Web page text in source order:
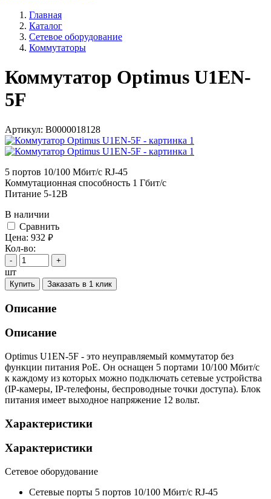
Главная
Каталог
Сетевое оборудование
Коммутаторы
Коммутатор Optimus U1EN-
5F
Артикул: В0000018128
5 портов 10/100 Мбит/с RJ-45
Коммутационная способность 1 Гбит/с
Питание 5-12В
В наличии
Cравнить
Цена: 932 руб.
Кол-во:
- +
шт
Купить Заказать в 1 клик
Описание
Описание
Optimus U1EN-5F - это неуправляемый коммутатор без
функции питания PoE. Он оснащен 5 портами 10/100 Мбит/с
к каждому из которых можно подключать сетевые устройства
(IP-камеры, IP-телефоны, беспроводные точки доступа). Блок
питания имеет выходное напряжение 12 вольт.
Характеристики
Характеристики
Сетевое оборудование
Сетевые порты 5 портов 10/100 Мбит/с RJ-45